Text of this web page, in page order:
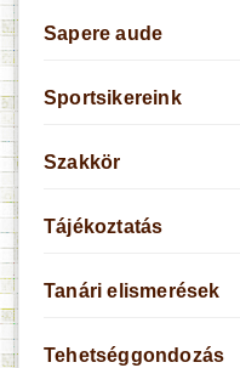
Sapere aude
Sportsikereink
Szakkör
Tájékoztatás
Tanári elismerések
Tehetséggondozás